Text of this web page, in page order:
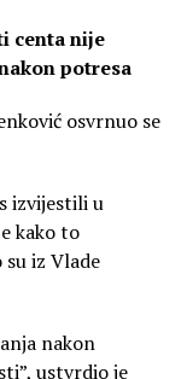
centa nije
potresa
osvrnuo se
izvijestili u
kako to
iz Vlade
nakon
ustvrdio je